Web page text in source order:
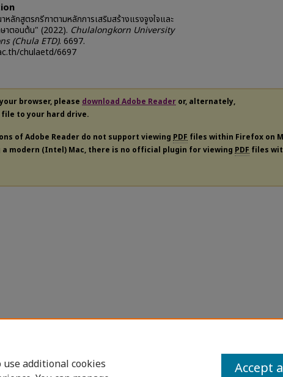
กสูตรกรีฑาตามหลักการเสริมสร้างแรงจูงใจและ
าตอนต้น" (2022). Chulalongkorn University
(Chula ETD). 6697.
chulaetd/6697
browser, please download Adobe Reader or, alternately,
to your hard drive.
of Adobe Reader do not support viewing PDF files within Firefox on
a modern (Intel) Mac, there is no official plugin for viewing PDF files
use additional cookies
Accept